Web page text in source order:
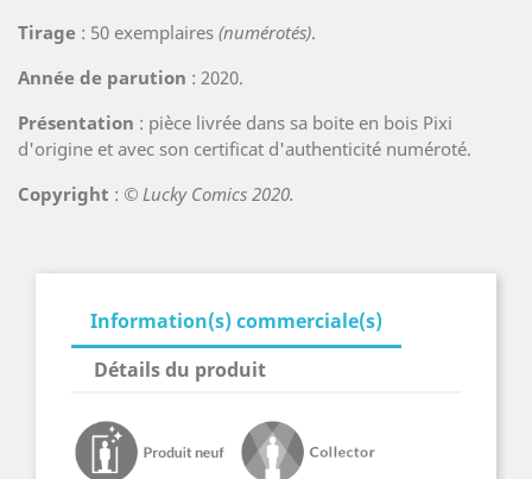
Tirage : 50 exemplaires (numérotés).
Année de parution : 2020.
Présentation : pièce livrée dans sa boite en bois Pixi
d'origine et avec son certificat d'authenticité numéroté.
Copyright : © Lucky Comics 2020.
Information(s) commerciale(s)
Détails du produit